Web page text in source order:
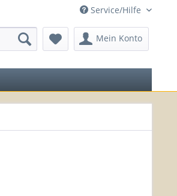
Service/Hilfe
Mein Konto